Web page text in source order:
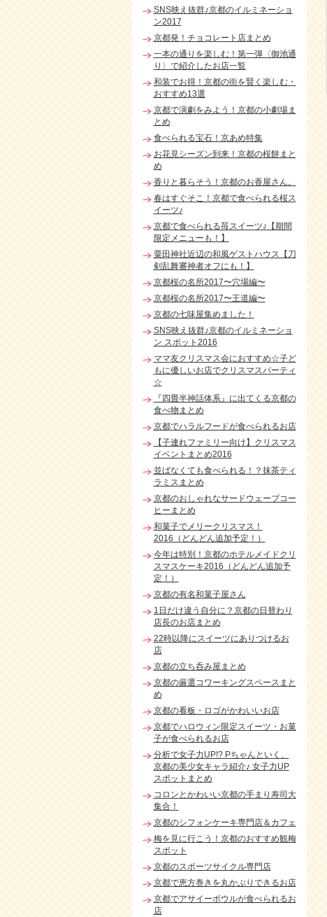
SNS映え抜群♪京都のイルミネーショ
ン2017
京都発！チョコレート店まとめ
一本の通りを楽しむ！第一弾〈御池通
り〉で紹介したお店一覧
和装でお得！京都の街を賢く楽しむ・
おすすめ13選
京都で演劇をみよう！京都の小劇場ま
とめ
食べられる宝石！京あめ特集
お花見シーズン到来！京都の桜餅まと
め
香りと暮らそう！京都のお香屋さん。
春はすぐそこ！京都で食べられる桜ス
イーツ♪
京都で食べられる苺スイーツ♪【期間
限定メニューも！】
粟田神社近辺の和風ゲストハウス【刀
剣乱舞審神者オフにも！】
京都桜の名所2017〜穴場編〜
京都桜の名所2017〜王道編〜
京都の七味屋集めました！
SNS映え抜群♪京都のイルミネーショ
ン スポット2016
ママ友クリスマス会におすすめ☆子ど
もに優しいお店でクリスマスパーティ
☆
『四畳半神話体系』に出てくる京都の
食べ物まとめ
京都でハラルフードが食べられるお店
【子連れファミリー向け】クリスマス
イベントまとめ2016
並ばなくても食べられる！？抹茶ティ
ラミスまとめ
京都のおしゃれなサードウェーブコー
ヒーまとめ
和菓子でメリークリスマス！
2016（どんどん追加予定！）
今年は特別！京都のホテルメイドクリ
スマスケーキ2016（どんどん追加予
定！）
京都の有名和菓子屋さん
1日だけ違う自分に？京都の日替わり
店長のお店まとめ
22時以降にスイーツにありつけるお
店
京都の立ち呑み屋まとめ
京都の厳選コワーキングスペースまと
め
京都の看板・ロゴがかわいいお店
京都でハロウィン限定スイーツ・お菓
子が食べられるお店
分析で女子力UP!? Pちゃんといく、
京都の美少女キャラ紹介♪ 女子力UP
スポットまとめ
コロンとかわいい京都の手まり寿司大
集合！
京都のシフォンケーキ専門店＆カフェ
梅を見に行こう！京都のおすすめ観梅
スポット
京都のスポーツサイクル専門店
京都で恵方巻きを丸かぶりできるお店
京都でアサイーボウルが食べられるお
店